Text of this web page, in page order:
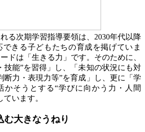
る次期学習指導要領は、 2030年代以降
きる子どもたちの育成を掲げていま
ドは「生きる力」です。そのために、
技能”を習得」し、「未知の状況にも対
断力・表現力等”を育成」し、更に「学
かそうとする“学びに向かう力・人間
います。
む大きなうねり